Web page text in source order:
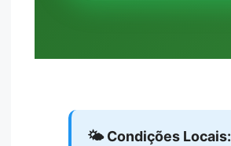
🌤️ Condições Locais: